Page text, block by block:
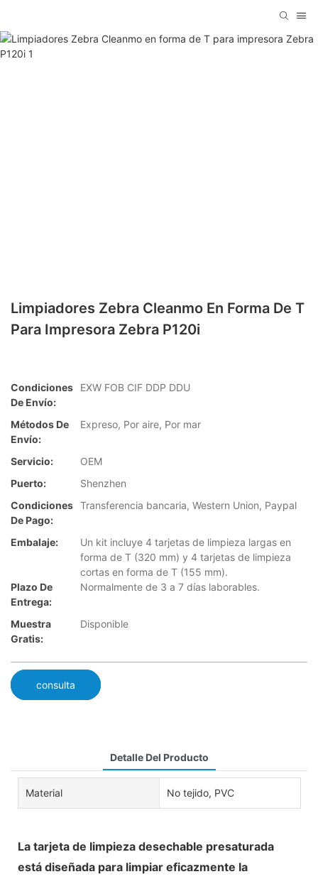
Limpiadores Zebra Cleanmo En Forma De T
Para Impresora Zebra P120i
Condiciones
De Envío:
EXW FOB CIF DDP DDU
Métodos De
Envío:
Expreso, Por aire, Por mar
Servicio:
OEM
Puerto:
Shenzhen
Condiciones
De Pago:
Transferencia bancaria, Western Union, Paypal
Embalaje:
Un kit incluye 4 tarjetas de limpieza largas en
forma de T (320 mm) y 4 tarjetas de limpieza
cortas en forma de T (155 mm).
Plazo De
Entrega:
Normalmente de 3 a 7 días laborables.
Muestra
Gratis:
Disponible
consulta
Detalle Del Producto
Material No tejido, PVC
La tarjeta de limpieza desechable presaturada
está diseñada para limpiar eficazmente la